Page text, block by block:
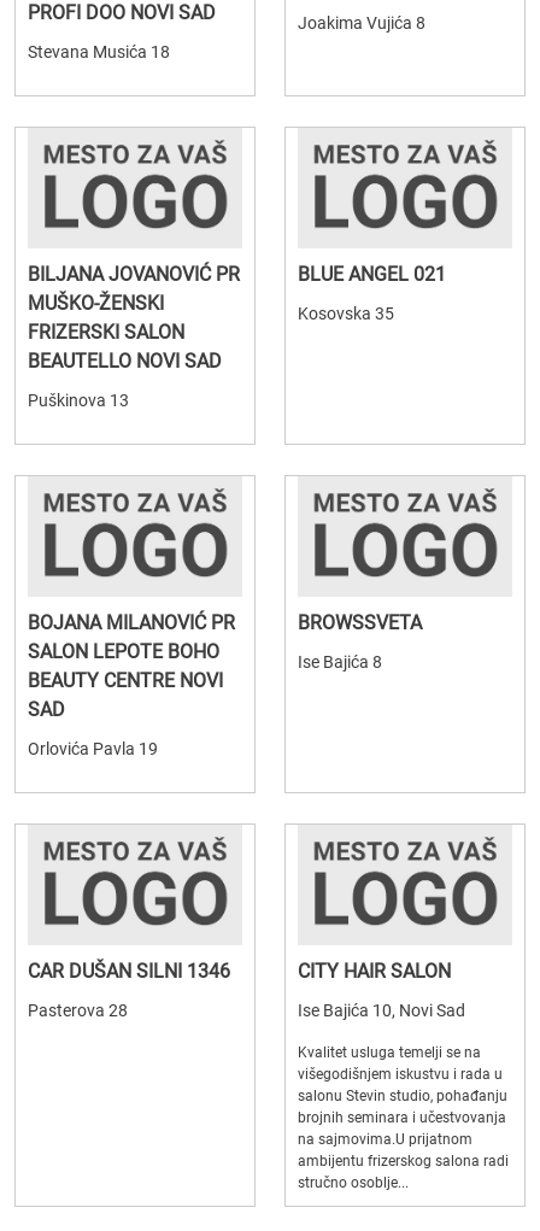
PROFI DOO NOVI SAD
Stevana Musića 18
Joakima Vujića 8
BILJANA JOVANOVIĆ PR
MUŠKO-ŽENSKI
FRIZERSKI SALON
BEAUTELLO NOVI SAD
Puškinova 13
BLUE ANGEL 021
Kosovska 35
BOJANA MILANOVIĆ PR
SALON LEPOTE BOHO
BEAUTY CENTRE NOVI
SAD
Orlovića Pavla 19
BROWSSVETA
Ise Bajića 8
CAR DUŠAN SILNI 1346
Pasterova 28
CITY HAIR SALON
Ise Bajića 10, Novi Sad
Kvalitet usluga temelji se na
višegodišnjem iskustvu i rada u
salonu Stevin studio, pohađanju
brojnih seminara i učestvovanja
na sajmovima.U prijatnom
ambijentu frizerskog salona radi
stručno osoblje...